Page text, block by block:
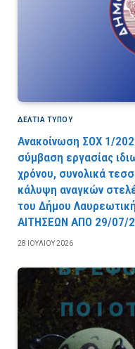
ΔΕΛΤΙΑ ΤΥΠΟΥ
Ανακοίνωση ΣΟΧ 1/
σύμβαση εργασίας
χρόνου, συνολικά
κάλυψη αναγκών
του Δήμου
AITHΣEΩN AΠO 29/07/
28 ΙΟΥΛΊΟΥ 2026